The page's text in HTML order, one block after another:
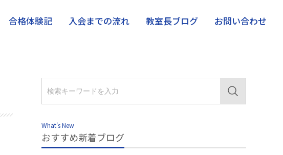
合格体験記 入会までの流れ 教室長ブログ お問い合わせ
What's New
おすすめ新着ブログ